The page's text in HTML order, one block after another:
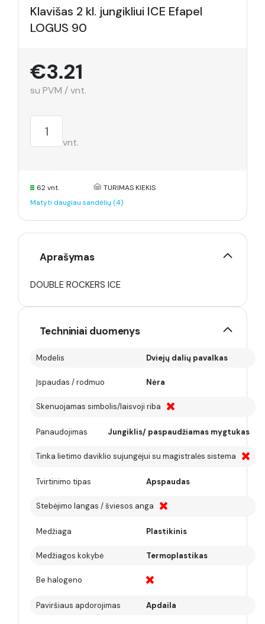
Klavišas 2 kl. jungikliui ICE Efapel
LOGUS 90
€3.21
su PVM / vnt.
vnt.
62 vnt.
TURIMAS KIEKIS
Matyti daugiau sandėlių (4)
Aprašymas
DOUBLE ROCKERS ICE
Techniniai duomenys
Modelis Dviejų dalių pavalkas
Įspaudas / rodmuo Nėra
Skenuojamas simbolis/laisvoji riba
Panaudojimas Jungiklis/ paspaudžiamas mygtukas
Tinka lietimo daviklio sujungėjui su magistralės sistema
Tvirtinimo tipas Apspaudas
Stebėjimo langas / šviesos anga
Medžiaga Plastikinis
Medžiagos kokybė Termoplastikas
Be halogeno
Paviršiaus apdorojimas Apdaila